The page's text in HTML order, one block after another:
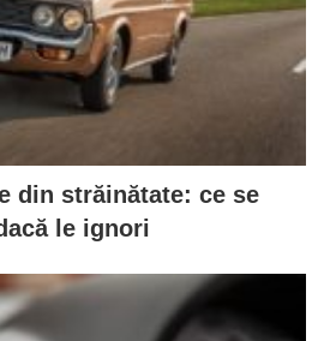
din străinătate: ce se
le ignori